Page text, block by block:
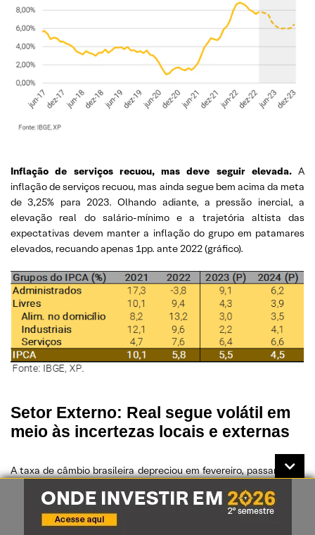
Inflação de serviços recuou, mas deve seguir elevada.A
inflação de serviços recuou, mas ainda segue bem acima da meta
de 3,25% para 2023. Olhando adiante, a pressão inercial, a
elevação real do salário-mínimo e a trajetória altista das
expectativas devem manter a inflação do grupo em patamares
elevados, recuando apenas 1pp. ante 2022 (gráfico).
Setor Externo: Real segue volátil em
meio às incertezas locais e externas
A taxa de câmbio brasileira depreciou em fevereiro, passando de
estruturais quanto cíclicos, nossos modelos sugerem que a
variável poderia estar entre R$/US$ 4,50 e R$/US$ 4,85, mas os
riscos domésticos, sobretudo no campo fiscal, têm contribuído